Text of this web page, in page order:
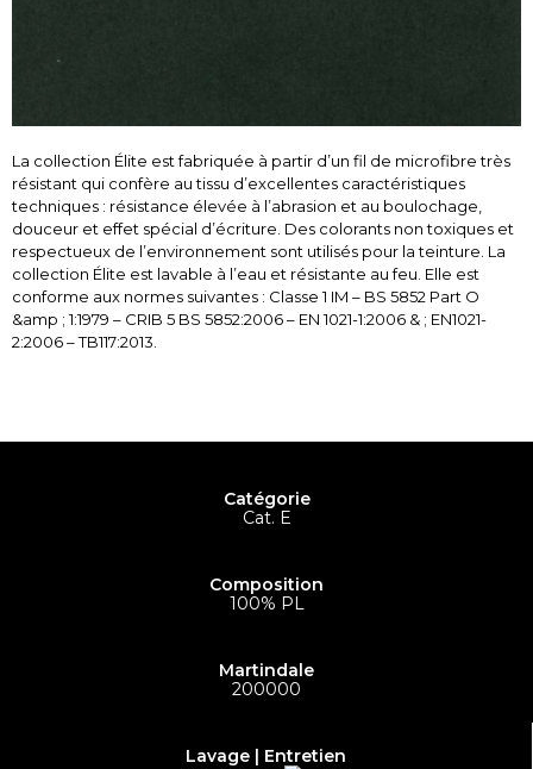
La collection Élite est fabriquée à partir d’un fil de microfibre très
résistant qui confère au tissu d’excellentes caractéristiques
techniques : résistance élevée à l’abrasion et au boulochage,
douceur et effet spécial d’écriture. Des colorants non toxiques et
respectueux de l’environnement sont utilisés pour la teinture. La
collection Élite est lavable à l’eau et résistante au feu. Elle est
conforme aux normes suivantes : Classe 1 IM – BS 5852 Part O
&amp ; 1:1979 – CRIB 5 BS 5852:2006 – EN 1021-1:2006 & ; EN1021-
2:2006 – TB117:2013.
Catégorie
Cat. E
Composition
100% PL
Martindale
200000
Lavage | Entretien